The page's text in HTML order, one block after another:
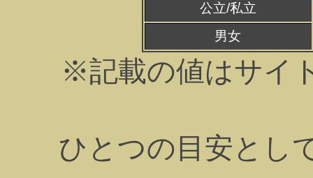
公立/私立
男女
※記載の値はサイ
ひとつの目安とし